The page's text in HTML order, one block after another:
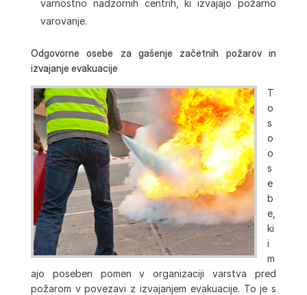
varnostno nadzornih centrih, ki izvajajo požarno
varovanje.
Odgovorne osebe za gašenje začetnih požarov in
izvajanje evakuacije
T
o
s
o
o
s
e
b
e,
ki
i
m
ajo poseben pomen v organizaciji varstva pred
požarom v povezavi z izvajanjem evakuacije. To je s